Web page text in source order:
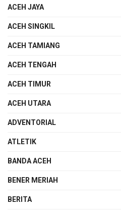
ACEH JAYA
ACEH SINGKIL
ACEH TAMIANG
ACEH TENGAH
ACEH TIMUR
ACEH UTARA
ADVENTORIAL
ATLETIK
BANDA ACEH
BENER MERIAH
BERITA